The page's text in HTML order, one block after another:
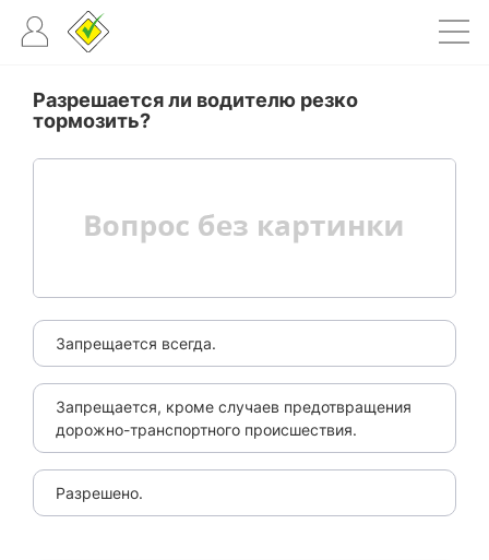
Разрешается ли водителю резко
тормозить?
Запрещается всегда.
Запрещается, кроме случаев предотвращения
дорожно-транспортного происшествия.
Разрешено.